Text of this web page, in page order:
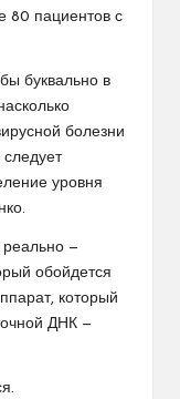
80 пациентов с
буквально в
болезни
следует
уровня
реально —
обойдется
который
ДНК —